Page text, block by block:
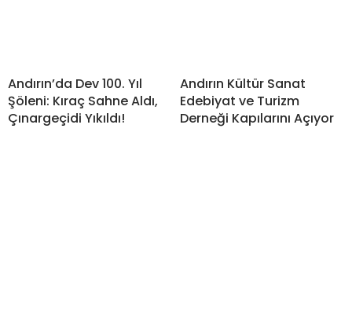
Andırın’da Dev 100. Yıl
Şöleni: Kıraç Sahne Aldı,
Çınargeçidi Yıkıldı!
Andırın Kültür Sanat
Edebiyat ve Turizm
Derneği Kapılarını Açıyor